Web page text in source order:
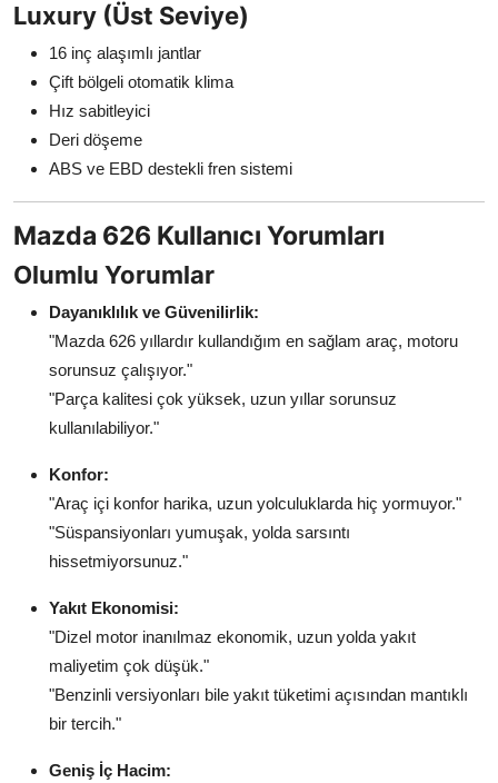
Luxury (Üst Seviye)
16 inç alaşımlı jantlar
Çift bölgeli otomatik klima
Hız sabitleyici
Deri döşeme
ABS ve EBD destekli fren sistemi
Mazda 626 Kullanıcı Yorumları
Olumlu Yorumlar
Dayanıklılık ve Güvenilirlik:
"Mazda 626 yıllardır kullandığım en sağlam araç, motoru
sorunsuz çalışıyor."
"Parça kalitesi çok yüksek, uzun yıllar sorunsuz
kullanılabiliyor."
Konfor:
"Araç içi konfor harika, uzun yolculuklarda hiç yormuyor."
"Süspansiyonları yumuşak, yolda sarsıntı
hissetmiyorsunuz."
Yakıt Ekonomisi:
"Dizel motor inanılmaz ekonomik, uzun yolda yakıt
maliyetim çok düşük."
"Benzinli versiyonları bile yakıt tüketimi açısından mantıklı
bir tercih."
Geniş İç Hacim: